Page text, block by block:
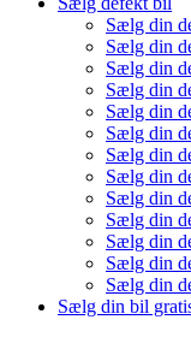
Sælg din
Sælg din
Sælg din
Sælg din
Sælg din
Sælg din
Sælg din
Sælg din
Sælg din
Sælg din
Sælg din
Sælg din
Sælg din
Sælg din bil